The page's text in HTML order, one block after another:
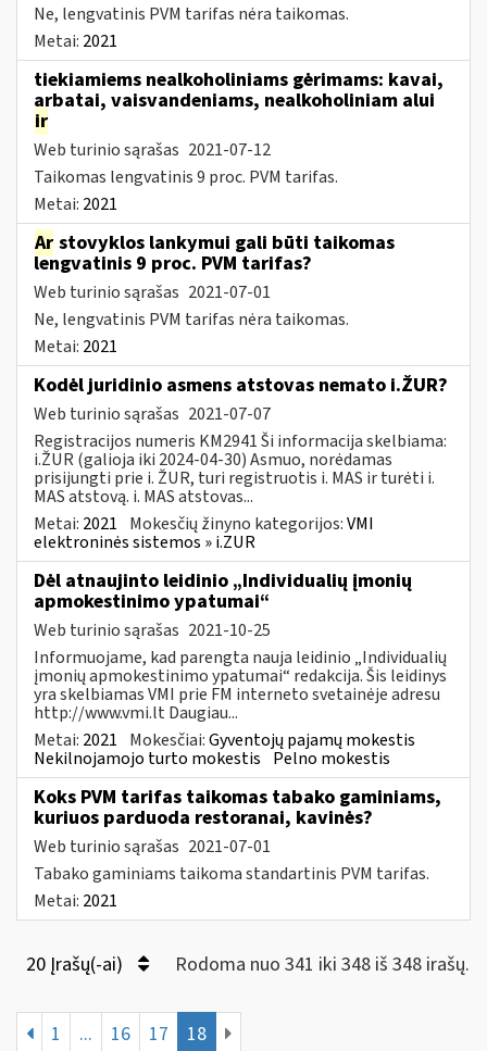
Ne, lengvatinis PVM tarifas nėra taikomas.
Metai: 2021
tiekiamiems nealkoholiniams gėrimams: kavai,
arbatai, vaisvandeniams, nealkoholiniam alui
ir
Web turinio sąrašas 2021-07-12
Taikomas lengvatinis 9 proc. PVM tarifas.
Metai: 2021
Ar stovyklos lankymui gali būti taikomas
lengvatinis 9 proc. PVM tarifas?
Web turinio sąrašas 2021-07-01
Ne, lengvatinis PVM tarifas nėra taikomas.
Metai: 2021
Kodėl juridinio asmens atstovas nemato i.ŽUR?
Web turinio sąrašas 2021-07-07
Registracijos numeris KM2941 Ši informacija skelbiama:
i.ŽUR (galioja iki 2024-04-30) Asmuo, norėdamas
prisijungti prie i. ŽUR, turi registruotis i. MAS ir turėti i.
MAS atstovą. i. MAS atstovas...
Metai: 2021 Mokesčių žinyno kategorijos:VMI
elektroninės sistemos » i.ZUR
Dėl atnaujinto leidinio „Individualių įmonių
apmokestinimo ypatumai“
Web turinio sąrašas 2021-10-25
Informuojame, kad parengta nauja leidinio „Individualių
įmonių apmokestinimo ypatumai“ redakcija. Šis leidinys
yra skelbiamas VMI prie FM interneto svetainėje adresu
http://www.vmi.lt Daugiau...
Metai: 2021 Mokesčiai:Gyventojų pajamų mokestis
Nekilnojamojo turto mokestis Pelno mokestis
Koks PVM tarifas taikomas tabako gaminiams,
kuriuos parduoda restoranai, kavinės?
Web turinio sąrašas 2021-07-01
Tabako gaminiams taikoma standartinis PVM tarifas.
Metai: 2021
20 Įrašų(-ai) Rodoma nuo 341 iki 348 iš 348 irašų.
1 ... 16 17 18